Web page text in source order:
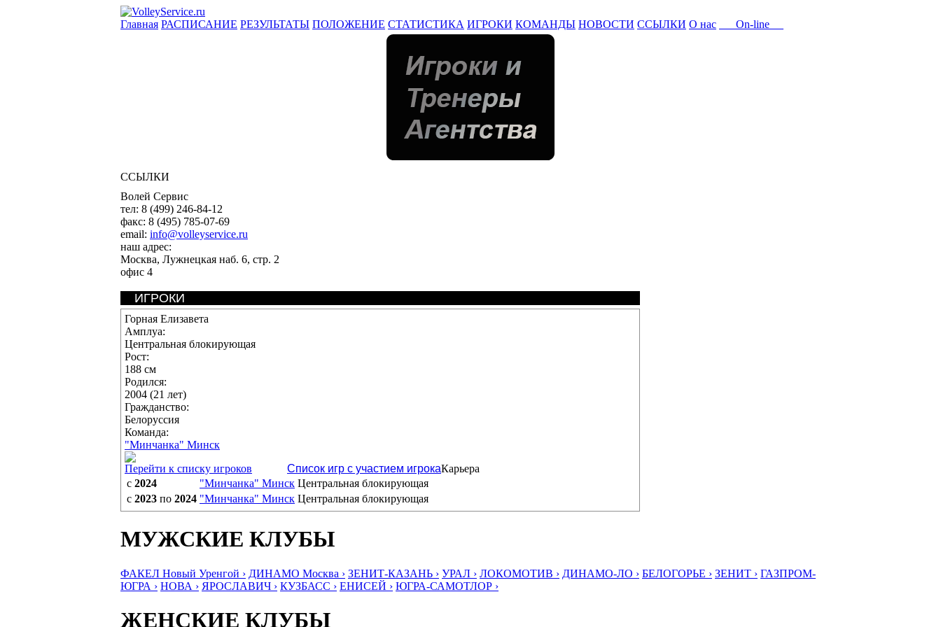
Главная РАСПИСАНИЕ РЕЗУЛЬТАТЫ ПОЛОЖЕНИЕ СТАТИСТИКА ИГРОКИ КОМАНДЫ НОВОСТИ ССЫЛКИ О нас On-line
ССЫЛКИ
Волей Сервис
тел: 8 (499) 246-84-12
факс: 8 (495) 785-07-69
email: info@volleyservice.ru
наш адрес:
Москва, Лужнецкая наб. 6, стр. 2
офис 4
ИГРОКИ
Горная Елизавета
Амплуа:
Центральная блокирующая
Рост:
188 см
Родился:
2004 (21 лет)
Гражданство:
Белоруссия
Команда:
"Минчанка" Минск
Перейти к списку игроков
Список игр с участием игрокаКарьера
с 2024 "Минчанка" Минск Центральная блокирующая
с 2023 по 2024 "Минчанка" Минск Центральная блокирующая
МУЖСКИЕ КЛУБЫ
ФАКЕЛ Новый Уренгой › ДИНАМО Москва › ЗЕНИТ-КАЗАНЬ › УРАЛ › ЛОКОМОТИВ › ДИНАМО-ЛО › БЕЛОГОРЬЕ › ЗЕНИТ › ГАЗПРОМ-
ЮГРА › НОВА › ЯРОСЛАВИЧ › КУЗБАСС › ЕНИСЕЙ › ЮГРА-САМОТЛОР ›
ЖЕНСКИЕ КЛУБЫ